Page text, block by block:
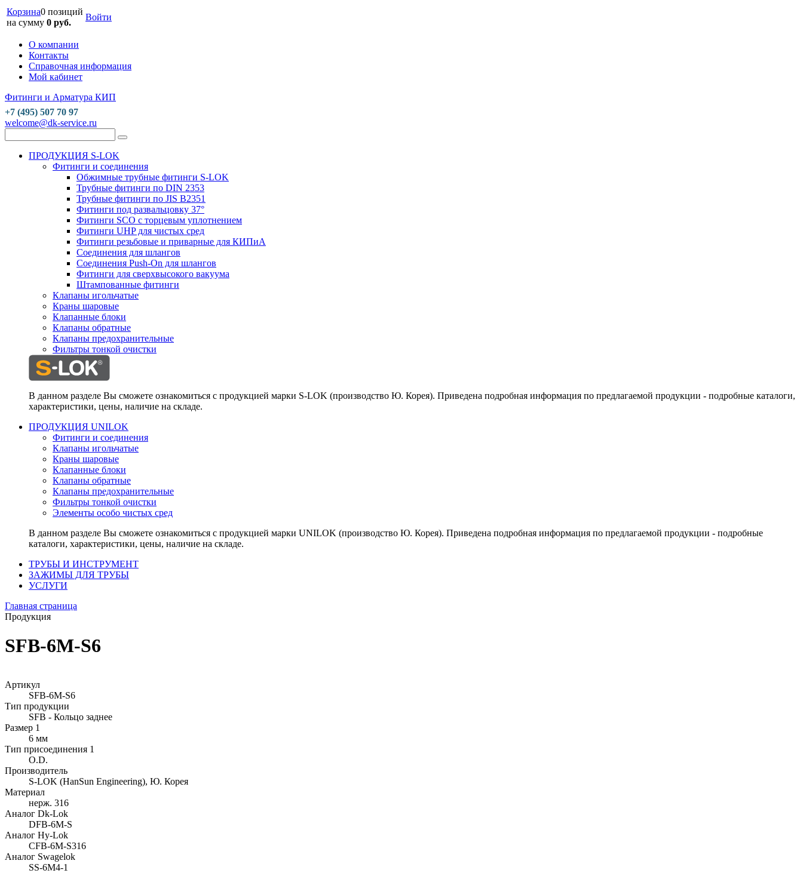
Корзина0 позиций
на сумму 0 руб.
Войти
О компании
Контакты
Справочная информация
Мой кабинет
Фитинги и Арматура КИП
+7 (495) 507 70 97
welcome@dk-service.ru
ПРОДУКЦИЯ S-LOK
Фитинги и соединения
Обжимные трубные фитинги S-LOK
Трубные фитинги по DIN 2353
Трубные фитинги по JIS B2351
Фитинги под развальцовку 37°
Фитинги SCO с торцевым уплотнением
Фитинги UHP для чистых сред
Фитинги резьбовые и приварные для КИПиА
Соединения для шлангов
Соединения Push-On для шлангов
Фитинги для сверхвысокого вакуума
Штампованные фитинги
Клапаны игольчатые
Краны шаровые
Клапанные блоки
Клапаны обратные
Клапаны предохранительные
Фильтры тонкой очистки
В данном разделе Вы сможете ознакомиться с продукцией марки S-LOK (производство Ю. Корея). Приведена подробная информация по предлагаемой продукции - подробные каталоги,
характеристики, цены, наличие на складе.
ПРОДУКЦИЯ UNILOK
Фитинги и соединения
Клапаны игольчатые
Краны шаровые
Клапанные блоки
Клапаны обратные
Клапаны предохранительные
Фильтры тонкой очистки
Элементы особо чистых сред
В данном разделе Вы сможете ознакомиться с продукцией марки UNILOK (производство Ю. Корея). Приведена подробная информация по предлагаемой продукции - подробные
каталоги, характеристики, цены, наличие на складе.
ТРУБЫ И ИНСТРУМЕНТ
ЗАЖИМЫ ДЛЯ ТРУБЫ
УСЛУГИ
Главная страница
Продукция
SFB-6M-S6
Артикул
SFB-6M-S6
Тип продукции
SFB - Кольцо заднее
Размер 1
6 мм
Тип присоединения 1
O.D.
Производитель
S-LOK (HanSun Engineering), Ю. Корея
Материал
нерж. 316
Аналог Dk-Lok
DFB-6M-S
Аналог Hy-Lok
CFB-6M-S316
Аналог Swagelok
SS-6M4-1